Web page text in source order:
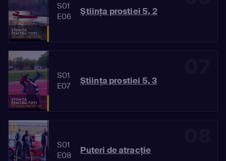
S01
E06
Ştiinţa prostiei 5, 2
S01
E07
Ştiinţa prostiei 5, 3
S01
E08
Puteri de atracție